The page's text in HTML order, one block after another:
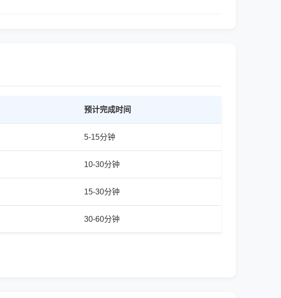
预计完成时间
5-15分钟
10-30分钟
15-30分钟
30-60分钟